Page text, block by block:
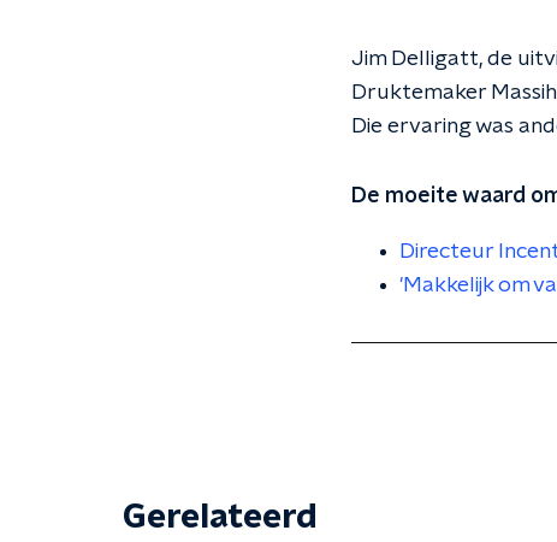
Jim Delligatt, de
Druktemaker
Die ervaring was
De moeite waard
Directeur
'Makkelijk om
Gerelateerd